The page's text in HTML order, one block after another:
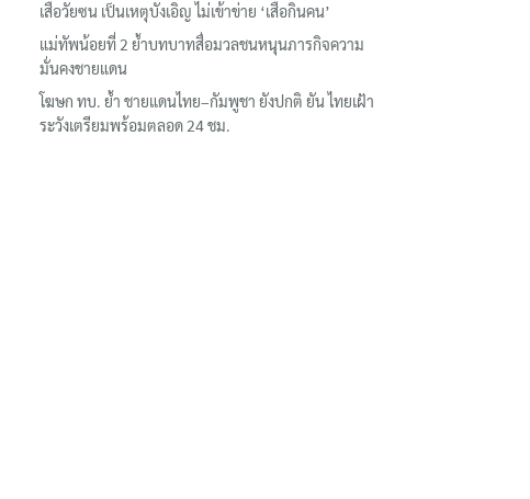
เสือวัยซน เป็นเหตุบังเอิญ ไม่เข้าข่าย ‘เสือกินคน’
แม่ทัพน้อยที่ 2 ย้ำบทบาทสื่อมวลชนหนุนภารกิจความ
มั่นคงชายแดน
โฆษก ทบ. ย้ำ ชายแดนไทย–กัมพูชา ยังปกติ ยัน ไทยเฝ้า
ระวังเตรียมพร้อมตลอด 24 ชม.